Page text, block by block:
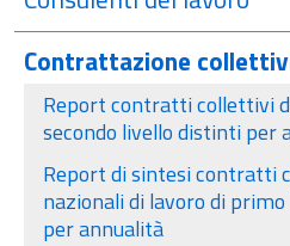
Contrattazione
Report contratti collettivi
secondo livello distinti per
Report di sintesi contratti
nazionali di lavoro di
per annualità